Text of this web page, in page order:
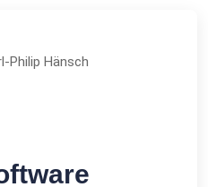
Philip Hänsch